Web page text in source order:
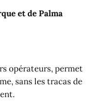
et de Palma
opérateurs, permet
sans les tracas de